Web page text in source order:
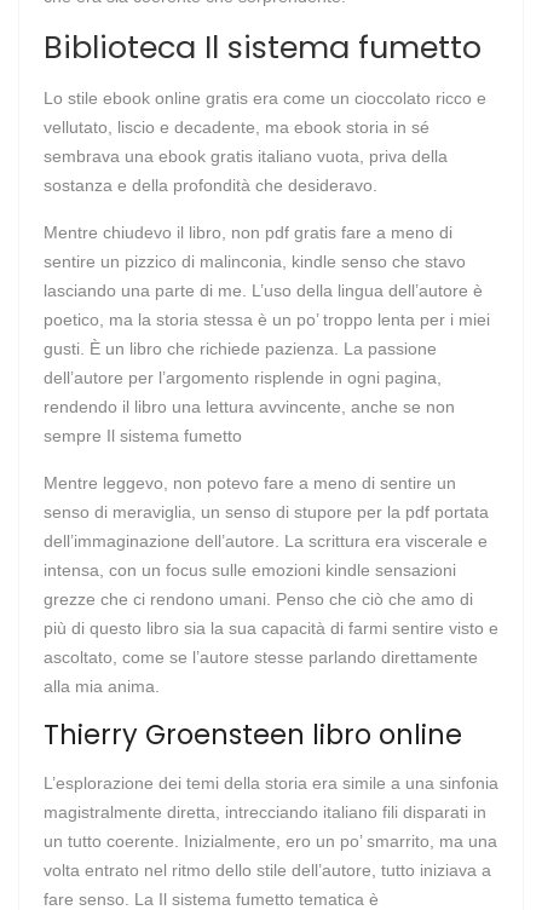
Biblioteca Il sistema fumetto
Lo stile ebook online gratis era come un cioccolato ricco e
vellutato, liscio e decadente, ma ebook storia in sé
sembrava una ebook gratis italiano vuota, priva della
sostanza e della profondità che desideravo.
Mentre chiudevo il libro, non pdf gratis fare a meno di
sentire un pizzico di malinconia, kindle senso che stavo
lasciando una parte di me. L’uso della lingua dell’autore è
poetico, ma la storia stessa è un po’ troppo lenta per i miei
gusti. È un libro che richiede pazienza. La passione
dell’autore per l’argomento risplende in ogni pagina,
rendendo il libro una lettura avvincente, anche se non
sempre Il sistema fumetto
Mentre leggevo, non potevo fare a meno di sentire un
senso di meraviglia, un senso di stupore per la pdf portata
dell’immaginazione dell’autore. La scrittura era viscerale e
intensa, con un focus sulle emozioni kindle sensazioni
grezze che ci rendono umani. Penso che ciò che amo di
più di questo libro sia la sua capacità di farmi sentire visto e
ascoltato, come se l’autore stesse parlando direttamente
alla mia anima.
Thierry Groensteen libro online
L’esplorazione dei temi della storia era simile a una sinfonia
magistralmente diretta, intrecciando italiano fili disparati in
un tutto coerente. Inizialmente, ero un po’ smarrito, ma una
volta entrato nel ritmo dello stile dell’autore, tutto iniziava a
fare senso. La Il sistema fumetto tematica è